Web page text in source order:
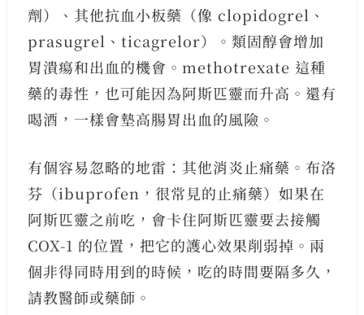
劑）、其他抗血小板藥（像 clopidogrel、
prasugrel、ticagrelor）。類固醇會增加
胃潰瘍和出血的機會。methotrexate 這種
藥的毒性，也可能因為阿斯匹靈而升高。還有
喝酒，一樣會墊高腸胃出血的風險。
有個容易忽略的地雷：其他消炎止痛藥。布洛
芬（ibuprofen，很常見的止痛藥）如果在
阿斯匹靈之前吃，會卡住阿斯匹靈要去接觸
COX-1 的位置，把它的護心效果削弱掉。兩
個非得同時用到的時候，吃的時間要隔多久，
請教醫師或藥師。